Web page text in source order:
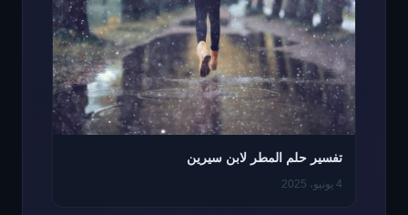
تفسير حلم المطر لابن سيرين
4 يونيو، 2025